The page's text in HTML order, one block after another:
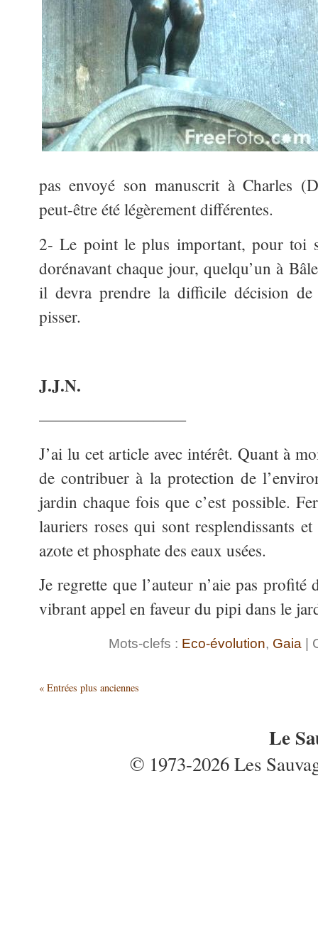
pas envoyé son manuscrit à Charles
peut-être été légèrement différentes.
2- Le point le plus important, pour toi
dorénavant chaque jour, quelqu’un à
il devra prendre la difficile décision
pisser.
J.J.N.
—————————
J’ai lu cet article avec intérêt. Quant à
de contribuer à la protection de
jardin chaque fois que c’est possible.
lauriers roses qui sont resplendissants
azote et phosphate des eaux usées.
Je regrette que l’auteur n’aie pas
vibrant appel en faveur du pipi dans le
Mots-clefs : Eco-évolution, Gaia|
« Entrées plus anciennes
Le
© 1973-2026 Les